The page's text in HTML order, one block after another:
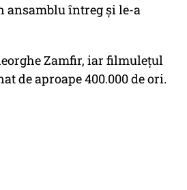
ansamblu întreg și le-a
Zamfir, iar filmulețul
de aproape 400.000 de ori.